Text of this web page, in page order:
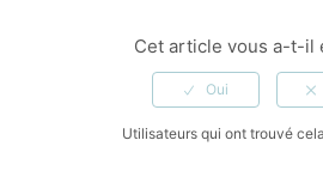
Cet article vous a-t-il
Utilisateurs qui ont trouvé